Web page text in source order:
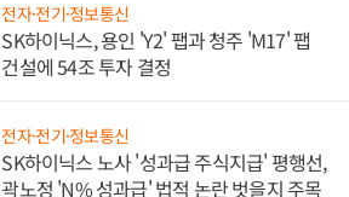
전자·전기·정보통신
SK하이닉스, 용인 'Y2' 팹과 청주 'M17' 팹
건설에 54조 투자 결정
전자·전기·정보통신
SK하이닉스 노사 '성과급 주식지급' 평행선,
곽노정 'N% 성과급' 법적 논란 벗을지 주목